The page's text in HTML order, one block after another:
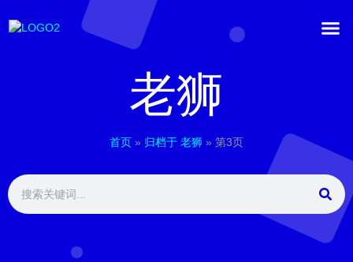
老狮
首页 » 归档于 老狮 » 第3页